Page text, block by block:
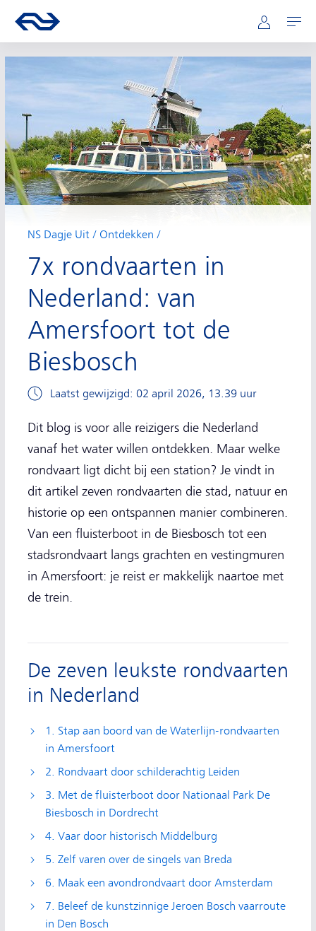
Hoofdnavigatie
Ga naar de homepage van ns.nl Mijn NS
Openen
NS Dagje Uit Ontdekken
7x rondvaarten in
Nederland: van
Amersfoort tot de
Biesbosch
Laatst gewijzigd: 02 april 2026, 13.39 uur
Dit blog is voor alle reizigers die Nederland
vanaf het water willen ontdekken. Maar welke
rondvaart ligt dicht bij een station? Je vindt in
dit artikel zeven rondvaarten die stad, natuur en
historie op een ontspannen manier combineren.
Van een fluisterboot in de Biesbosch tot een
stadsrondvaart langs grachten en vestingmuren
in Amersfoort: je reist er makkelijk naartoe met
de trein.
De zeven leukste rondvaarten
in Nederland
1. Stap aan boord van de Waterlijn-rondvaarten
in Amersfoort
2. Rondvaart door schilderachtig Leiden
3. Met de fluisterboot door Nationaal Park De
Biesbosch in Dordrecht
4. Vaar door historisch Middelburg
5. Zelf varen over de singels van Breda
6. Maak een avondrondvaart door Amsterdam
7. Beleef de kunstzinnige Jeroen Bosch vaarroute
in Den Bosch